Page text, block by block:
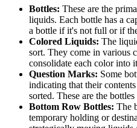
Bottles: These are the
liquids. Each bottle has a
a bottle if it's not full or if
Colored Liquids: The
sort. They come in various
consolidate each color into
Question Marks: Some
indicating that their
sorted. These are the
Bottom Row Bottles: The
temporary holding or